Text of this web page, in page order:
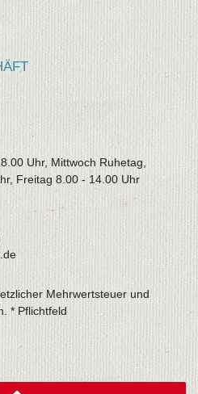
Uhr, Mittwoch Ruhetag,
Freitag 8.00 - 14.00 Uhr
Mehrwertsteuer und
. * Pflichtfeld